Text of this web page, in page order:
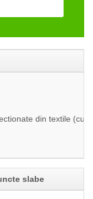
din textile (cu
slabe